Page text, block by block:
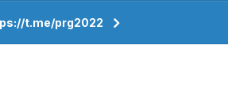
t.me/prg2022